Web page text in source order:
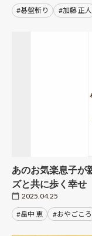
#碁盤斬り #加藤 正人
あのお気楽息子
ズと共に歩く幸せ
2025.04.25
#畠中 恵 #おやごころ